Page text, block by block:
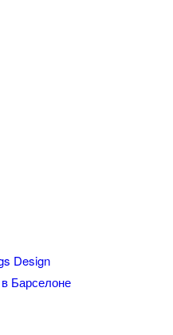
Design
Барселоне